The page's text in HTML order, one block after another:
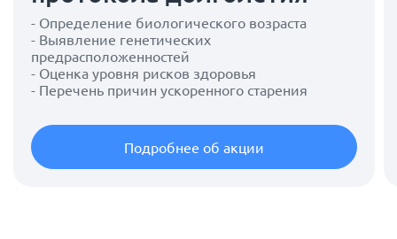
- Определение биологического возраста
- Выявление генетических
предрасположенностей
- Оценка уровня рисков здоровья
- Перечень причин ускоренного старения
Подробнее об акции